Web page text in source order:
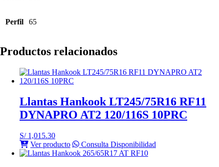
Perfil 65
Productos relacionados
Llantas Hankook LT245/75R16 RF11
DYNAPRO AT2 120/116S 10PRC
S/1,015.30
Ver producto
Consulta Disponibilidad